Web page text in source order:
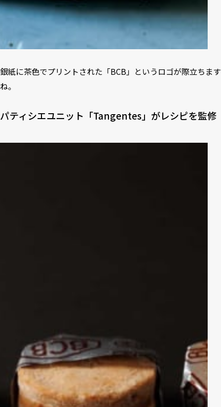
銀紙に茶色でプリントされた「BCB」というロゴが際立ちます
ね。
パティシエユニット「Tangentes」がレシピを監修